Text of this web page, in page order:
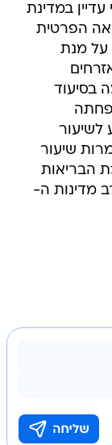
על מנת
בסיעוד
לשיעור
שיעור
הבריאות
מדינות ה-
מסכים לתנאי השימוש